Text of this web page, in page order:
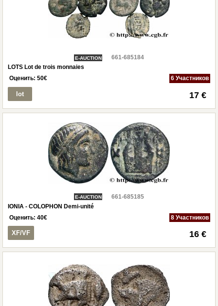
E-AUCTION
661-685184
LOTS Lot de trois monnaies
Оценить: 50€ 6 Участников
lot 17 €
E-AUCTION
661-685185
IONIA - COLOPHON Demi-unité
Оценить: 40€ 8 Участников
XF/VF 16 €